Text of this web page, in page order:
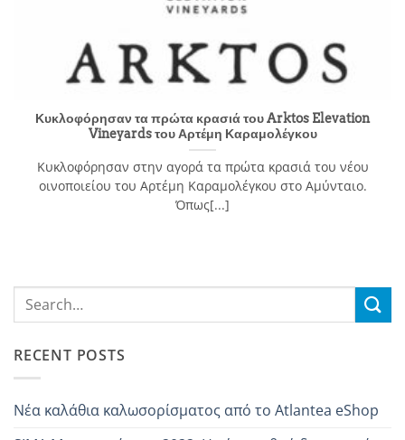
Κυκλοφόρησαν τα πρώτα κρασιά του Arktos Elevation
Vineyards του Αρτέμη Καραμολέγκου
Κυκλοφόρησαν στην αγορά τα πρώτα κρασιά του νέου
οινοποιείου του Αρτέμη Καραμολέγκου στο Αμύνταιο.
Όπως[...]
RECENT POSTS
Νέα καλάθια καλωσορίσματος από το Atlantea eShop